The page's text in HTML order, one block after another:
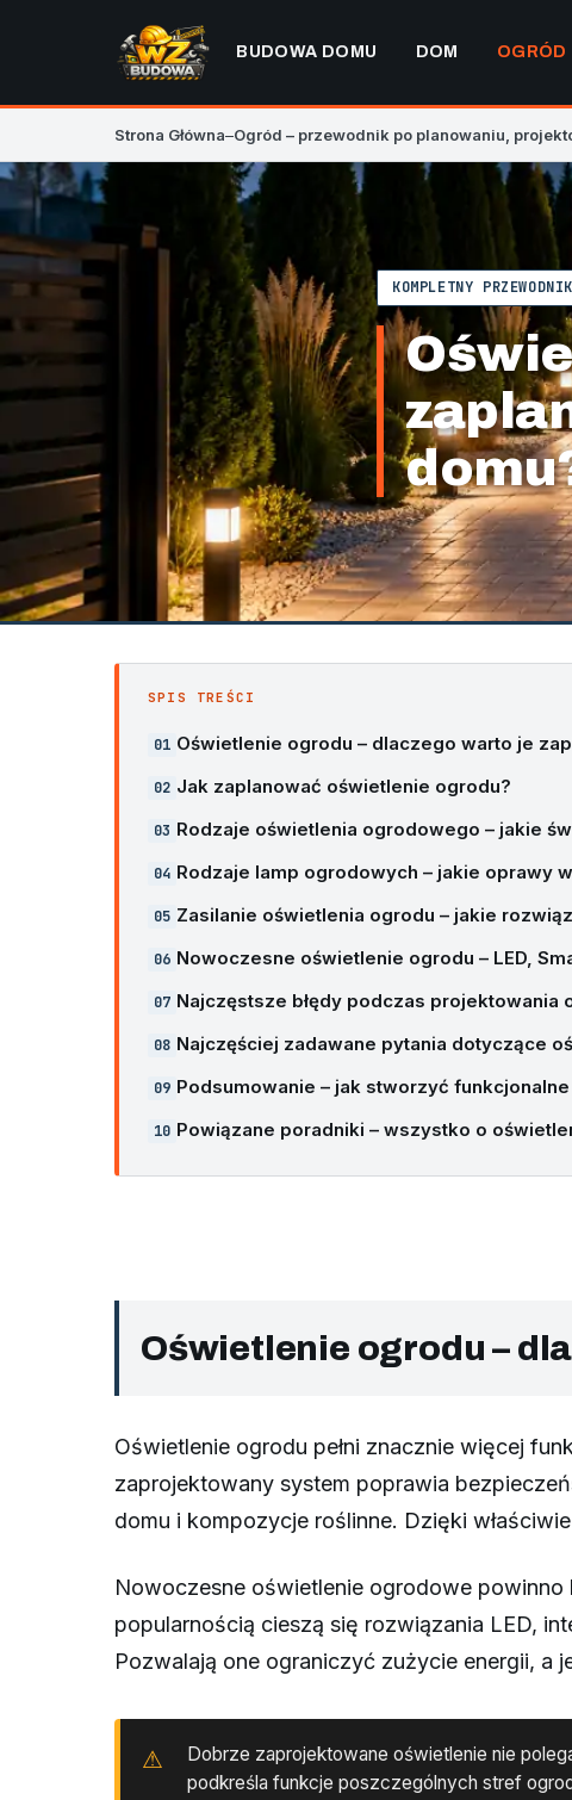
BUDOWA DOMU DOM OGRÓD
Strona Główna–Ogród – przewodnik po planowaniu,
KOMPLETNY
SPIS TREŚCI
Oświetlenie ogrodu – dlaczego warto je
Jak zaplanować oświetlenie ogrodu?
Rodzaje oświetlenia ogrodowego – jakie
Rodzaje lamp ogrodowych – jakie oprawy
Zasilanie oświetlenia ogrodu – jakie
Nowoczesne oświetlenie ogrodu – LED,
Najczęstsze błędy podczas projektowania
Najczęściej zadawane pytania dotyczące
Podsumowanie – jak stworzyć
Powiązane poradniki – wszystko o
Oświetlenie ogrodu –
Oświetlenie ogrodu pełni znacznie więcej
zaprojektowany system poprawia
domu i kompozycje roślinne. Dzięki
Nowoczesne oświetlenie ogrodowe
popularnością cieszą się rozwiązania LED,
Pozwalają one ograniczyć zużycie energii,
Dobrze zaprojektowane oświetlenie nie
podkreśla funkcje poszczególnych stref